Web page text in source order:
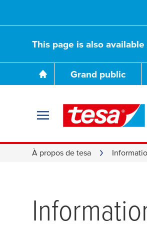
This page is also
Grand public
À propos de tesa